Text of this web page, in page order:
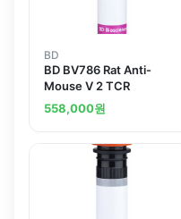
BD
BD BV786 Rat Anti-
Mouse V 2 TCR
558,000원